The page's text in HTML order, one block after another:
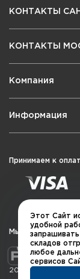
КОНТАКТЫ
КОНТАКТЫ
Компания
Информация
Принимаем к
Мы в социальных
2026 © QUARTA
Этот Сайт
удобной
складов
любое
сервисов